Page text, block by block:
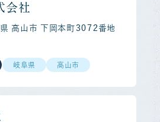
会社
高山市 下岡本町３０７２番地
岐阜県 高山市